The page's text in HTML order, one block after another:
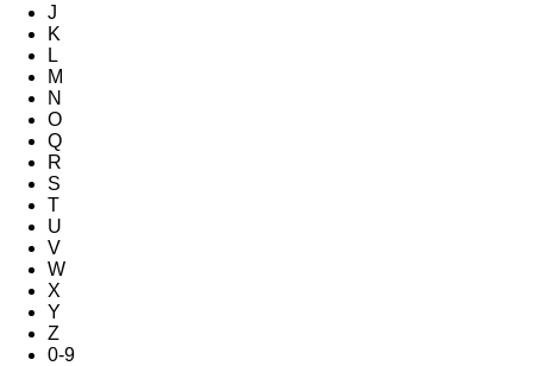
J
K
L
M
N
O
Q
R
S
T
U
V
W
X
Y
Z
0-9